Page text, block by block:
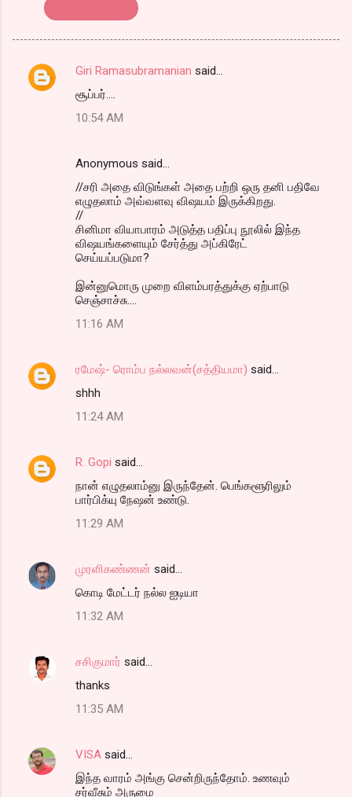
C
Giri Ramasubramanian said…
சூப்பர்....
10:54 AM
Anonymous said…
//சரி அதை விடுங்கள் அதை பற்றி ஒரு தனி பதிவே
எழுதலாம் அவ்வளவு விஷயம் இருக்கிறது.
//
சினிமா வியாபாரம் அடுத்த பதிப்பு நூலில் இந்த
விஷயங்களையும் சேர்த்து அப்கிரேட்
செய்யப்படுமா?
இன்னுமொரு முறை விளம்பரத்துக்கு ஏற்பாடு
செஞ்சாச்சு....
11:16 AM
ரமேஷ்- ரொம்ப நல்லவன்(சத்தியமா) said…
shhh
11:24 AM
R. Gopi said…
நான் எழுதலாம்னு இருந்தேன். பெங்களூரிலும்
பார்பிக்யு நேஷன் உண்டு.
11:29 AM
முரளிகண்ணன் said…
கொடி மேட்டர் நல்ல ஐடியா
11:32 AM
சசிகுமார் said…
thanks
11:35 AM
VISA said…
இந்த வாரம் அங்கு சென்றிருந்தோம். உணவும்
சர்வீசும் அருமை